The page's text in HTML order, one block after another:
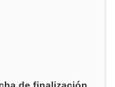
de finalización